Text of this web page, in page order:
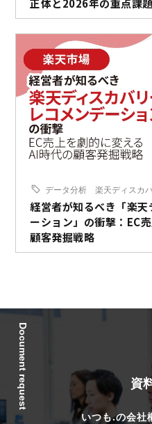
正体と2026年の重点課
データ分析 楽天ディスカ
経営者が知るべき「楽
ーション」の衝撃：EC
顧客発掘戦略
Document request 資
いつも.の会社